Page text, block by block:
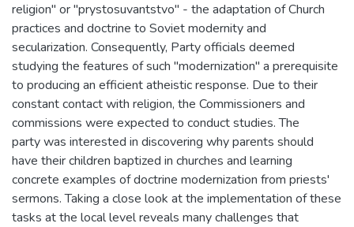
religion" or "prystosuvantstvo" - the adaptation of Church
practices and doctrine to Soviet modernity and
secularization. Consequently, Party officials deemed
studying the features of such "modernization" a prerequisite
to producing an efficient atheistic response. Due to their
constant contact with religion, the Commissioners and
commissions were expected to conduct studies. The
party was interested in discovering why parents should
have their children baptized in churches and learning
concrete examples of doctrine modernization from priests'
sermons. Taking a close look at the implementation of these
tasks at the local level reveals many challenges that